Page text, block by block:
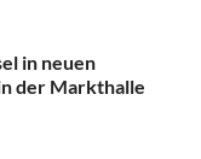
in neuen
der Markthalle